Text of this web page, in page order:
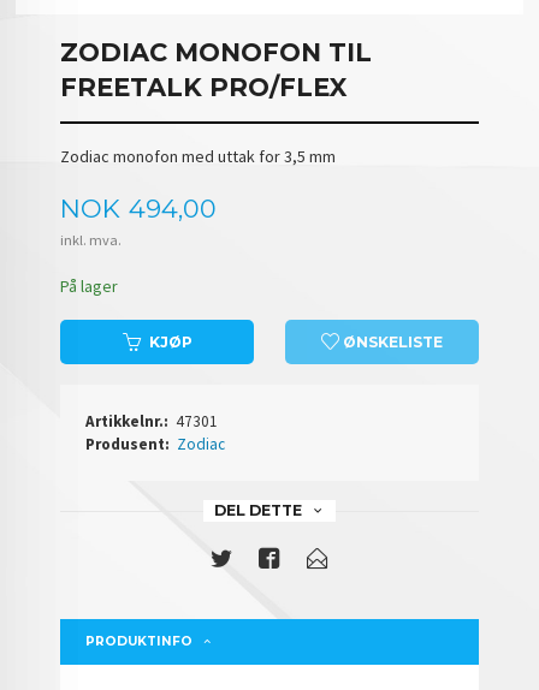
ZODIAC MONOFON TIL
FREETALK PRO/FLEX
Zodiac monofon med uttak for 3,5 mm
Pris
NOK 494,00
inkl. mva.
På lager
KJØP ØNSKELISTE
Artikkelnr.: 47301
Produsent: Zodiac
DEL DETTE
PRODUKTINFO